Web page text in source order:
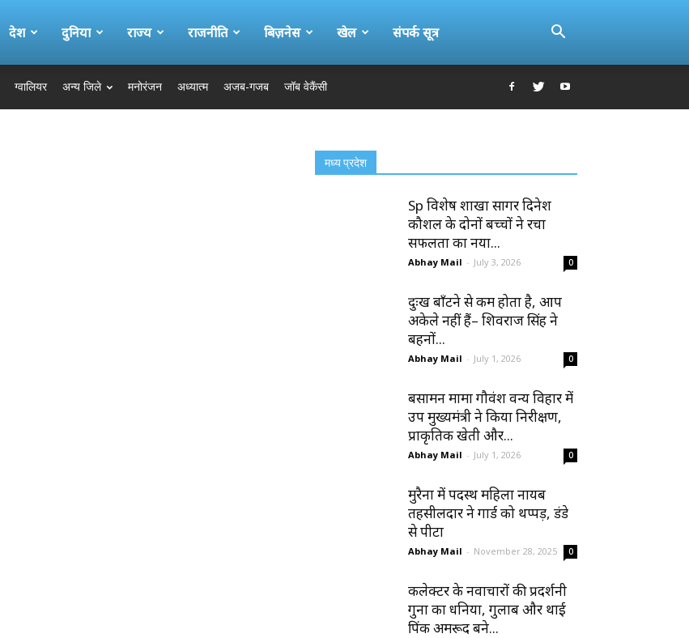
देश दुनिया राज्य राजनीति बिज़नेस खेल संपर्क सूत्र
ग्वालियर अन्य जिले मनोरंजन अध्यात्म अजब-गजब जॉब वेकैंसी
मध्य प्रदेश
Sp विशेष शाखा सागर दिनेश
कौशल के दोनों बच्चों ने रचा
सफलता का नया...
Abhay Mail - July 3, 2026 0
दुःख बाँटने से कम होता है, आप
अकेले नहीं हैं– शिवराज सिंह ने
बहनों...
Abhay Mail - July 1, 2026 0
बसामन मामा गौवंश वन्य विहार में
उप मुख्यमंत्री ने किया निरीक्षण,
प्राकृतिक खेती और...
Abhay Mail - July 1, 2026 0
मुरैना में पदस्थ महिला नायब
तहसीलदार ने गार्ड को थप्पड़, डंडे
से पीटा
Abhay Mail - November 28, 2025 0
कलेक्टर के नवाचारों की प्रदर्शनी
गुना का धनिया, गुलाब और थाई
पिंक अमरूद बने...